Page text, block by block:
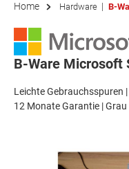
Home Hardware | B-
B-Ware Microsoft
Leichte Gebrauchsspuren
12 Monate Garantie | Grau